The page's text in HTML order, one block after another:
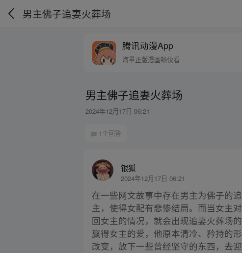
男主佛子追妻火葬场
腾讯动漫App
海量正版漫画畅快看
男主佛子追妻火葬场
2024年12月17日 06:21
1个回答
银狐
2024年12月17日 06:21
在一些网文故事中存在男主为佛子的
主，使得女配有悲惨结局。而当女主
回女主的情况，就会出现追妻火葬场
赢得女主的爱，他原本清冷、矜持的
改变，放下一些曾经坚守的东西，去迎